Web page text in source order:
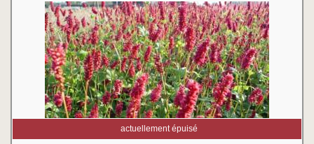
actuellement épuisé